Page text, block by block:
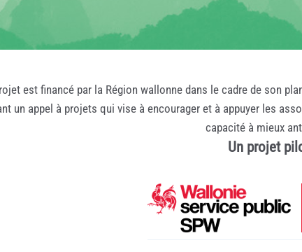
est financé par la Région wallonne dans le cadre de son
un appel à projets qui vise à encourager et à appuyer les
capacité à mieux
Un projet